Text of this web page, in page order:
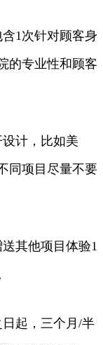
1次针对顾客身
的专业性和顾客
计，比如美
同项目尽量不要
其他项目体验1
起，三个月/半